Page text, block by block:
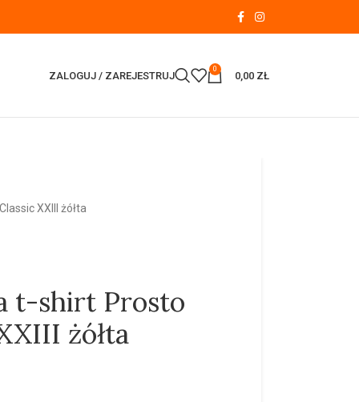
ZALOGUJ / ZAREJESTRUJ
0
0,00 ZŁ
XXIII żółta
t-shirt Prosto
żółta